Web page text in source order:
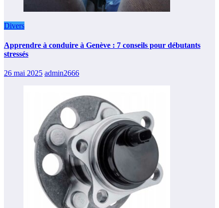
Divers
Apprendre à conduire à Genève : 7 conseils pour débutants
stressés
26 mai 2025 admin2666